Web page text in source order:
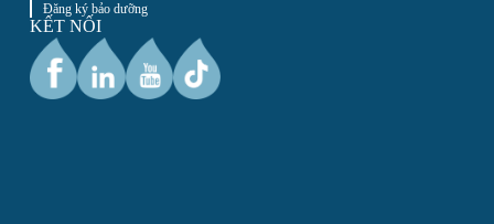
Đăng ký bảo dưỡng
KẾT NỐI